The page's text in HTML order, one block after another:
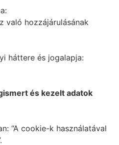
való hozzájárulásának
háttere és jogalapja:
és kezelt adatok
“A cookie-k használatával